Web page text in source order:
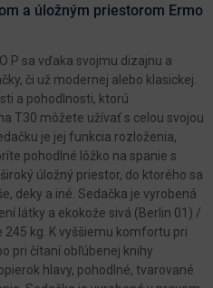
a úložným priestorom Ermo
P sa vďaka svojmu dizajnu a
či už modernej alebo klasickej.
a pohodlnosti, ktorú
T30 môžete užívať s celou svojou
je jej funkcia rozloženia,
pohodlné lôžko na spanie s
úložný priestor, do ktorého sa
deky a iné. Sedačka je vyrobená
látky a ekokože sivá (Berlin 01) /
kg. K vyššiemu komfortu pri
pri čítaní obľúbenej knihy
hlavy, pohodlné, tvarované